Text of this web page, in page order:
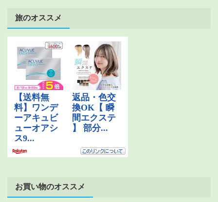
旅のオススメ
お買い物のオススメ